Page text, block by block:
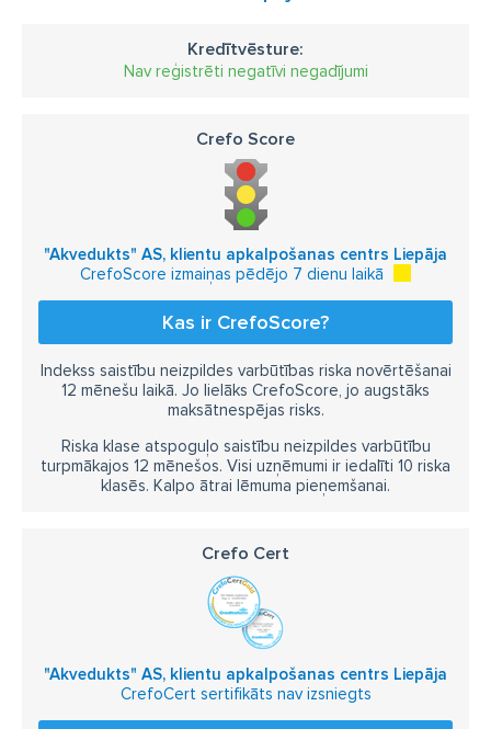
kapara caurules
daudzslāņu caurules
caurtekas
skeptiķi
laistīšanas šļūtenes
dārza šļūtenes
pazemes laistīšanas sistēmas
šļūteņu rati
strūklakas dīķu filtri
dekoratīvie dīķi
zemūdens prožektori
aeratori
strauti
ūdenskritumi
Kredītvēsture:
Nav reģistrēti negatīvi negadījumi
Crefo Score
"Akvedukts" AS, klientu apkalpošanas centrs Liepāja
CrefoScore izmaiņas pēdējo 7 dienu laikā
Kas ir CrefoScore?
Indekss saistību neizpildes varbūtības riska novērtēšanai
12 mēnešu laikā. Jo lielāks CrefoScore, jo augstāks
maksātnespējas risks.
Riska klase atspoguļo saistību neizpildes varbūtību
turpmākajos 12 mēnešos. Visi uzņēmumi ir iedalīti 10 riska
klasēs. Kalpo ātrai lēmuma pieņemšanai.
Crefo Cert
"Akvedukts" AS, klientu apkalpošanas centrs Liepāja
CrefoCert sertifikāts nav izsniegts